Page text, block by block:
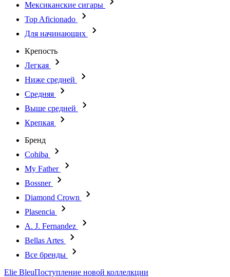
Мексиканские сигары
Top Aficionado
Для начинающих
Крепость
Легкая
Ниже средней
Средняя
Выше средней
Крепкая
Бренд
Cohiba
My Father
Bossner
Diamond Crown
Plasencia
A. J. Fernandez
Bellas Artes
Все бренды
Elie BleuПоступление новой коллелкции